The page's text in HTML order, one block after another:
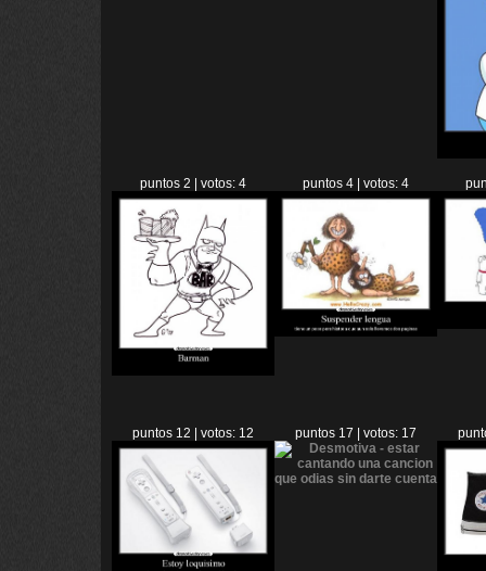
puntos 2 | votos: 4 puntos 4 | votos: 4
puntos 12 | votos: 12 puntos 17 | votos: 17